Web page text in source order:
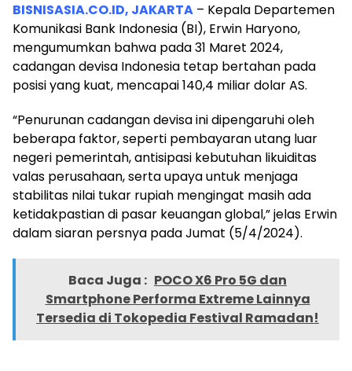
BISNISASIA.CO.ID, JAKARTA – Kepala Departemen
Komunikasi Bank Indonesia (BI), Erwin Haryono,
mengumumkan bahwa pada 31 Maret 2024,
cadangan devisa Indonesia tetap bertahan pada
posisi yang kuat, mencapai 140,4 miliar dolar AS.
“Penurunan cadangan devisa ini dipengaruhi oleh
beberapa faktor, seperti pembayaran utang luar
negeri pemerintah, antisipasi kebutuhan likuiditas
valas perusahaan, serta upaya untuk menjaga
stabilitas nilai tukar rupiah mengingat masih ada
ketidakpastian di pasar keuangan global,” jelas Erwin
dalam siaran persnya pada Jumat (5/4/2024).
Baca Juga : POCO X6 Pro 5G dan
Smartphone Performa Extreme Lainnya
Tersedia di Tokopedia Festival Ramadan!